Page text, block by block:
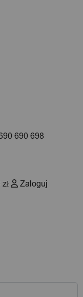
690 698
zł
Zaloguj